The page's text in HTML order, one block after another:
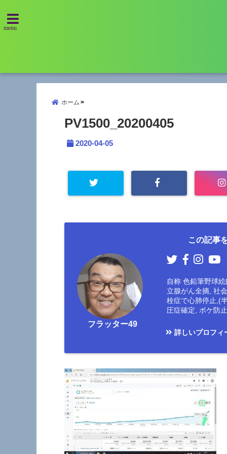
menu
ホーム
PV1500_20200405
2020-04-05
この記事
フラッター49
自称 色鉛筆野球
立腺がん全摘, 社
栓症で心肺停止,(
圧症確定, ボケ防
詳しいプロフィ